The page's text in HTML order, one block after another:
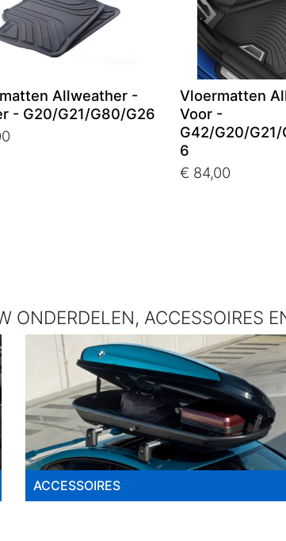
Allweather -
- G20/G21/G80/G26
Vloermatten
Voor -
G42/G20/
6
€ 84,00
ONDERDELEN, ACCESSOIRES
ACCESSOIRES